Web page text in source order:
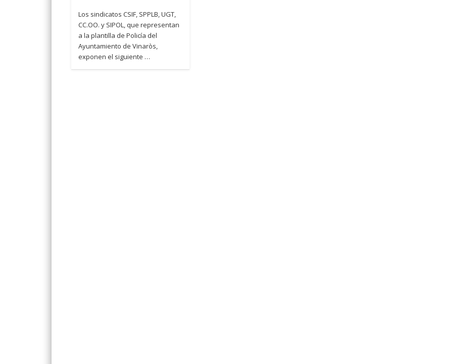
Los sindicatos CSIF, SPPLB, UGT,
CC.OO. y SIPOL, que representan
a la plantilla de Policía del
Ayuntamiento de Vinaròs,
exponen el siguiente …